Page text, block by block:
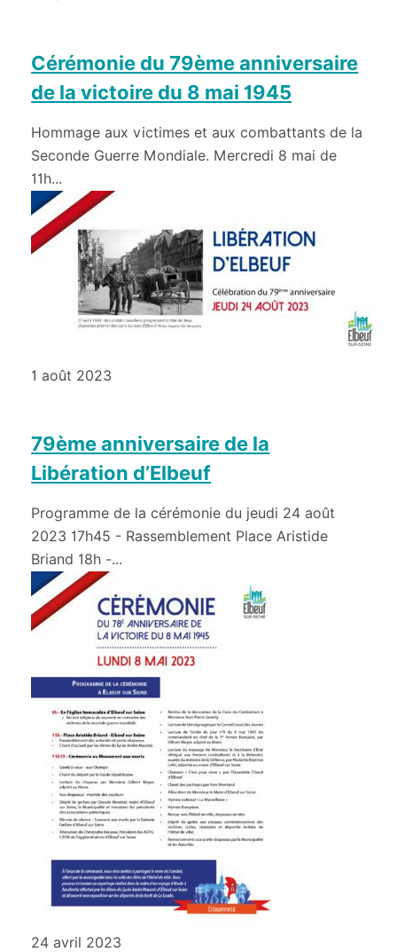
Cérémonie du 79ème anniversaire
de la victoire du 8 mai 1945
Hommage aux victimes et aux combattants de la
Seconde Guerre Mondiale. Mercredi 8 mai de
11h...
1 août 2023
79ème anniversaire de la
Libération d’Elbeuf
Programme de la cérémonie du jeudi 24 août
2023 17h45 - Rassemblement Place Aristide
Briand 18h -...
24 avril 2023